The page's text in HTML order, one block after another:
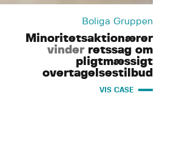
Boliga Gruppen
Minoritetsaktionærer
vinder retssag om
pligtmæssigt
overtagelsestilbud
VIS CASE